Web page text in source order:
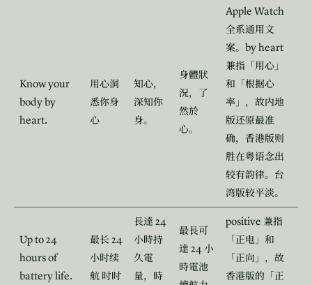
Know your
body by
heart.
用心洞
悉你身
心
知心，
深知你
身。
身體狀
況，了
然於
心。
Apple Watch
全系通用文
案。 by heart
兼指「用心」
和「根据心
率」，故内地
版还原最准
确，香港版则
胜在粤语念出
较有韵律。台
湾版较平淡。
Up to 24
hours of
battery life.
最长 24
小时续
航 时时
長達 24
小時持
久電
量，時
最長可
達 24 小
時電池
positive 兼指
「正电」和
「正向」，故
香港版的「正